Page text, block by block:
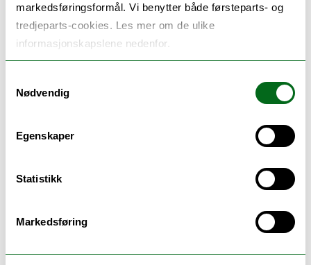
markedsføringsformål. Vi benytter både førsteparts- og
tredjeparts-cookies. Les mer om de ulike
informasjonskapslene nedenfor.
Nødvendig
Egenskaper
Statistikk
Markedsføring
of Valencia (ES), SMARTED SRL (IT), Magyar
Digitális Oktatásért Egyesület (HU), Roma
Capitale – Municipio XIII (IT) og UiT. Prosjektet
fremmer informert og inkluderende teknologi-
bruk i barnehagen gjennom et sosialt og
emosjonelt rammeverk, og UiT leder arbeidet
med politiske anbefalinger og konferanse i